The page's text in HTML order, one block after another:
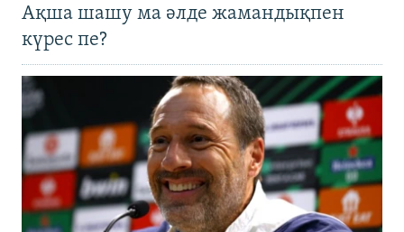
Ақша шашу ма әлде жамандықпен
күрес пе?